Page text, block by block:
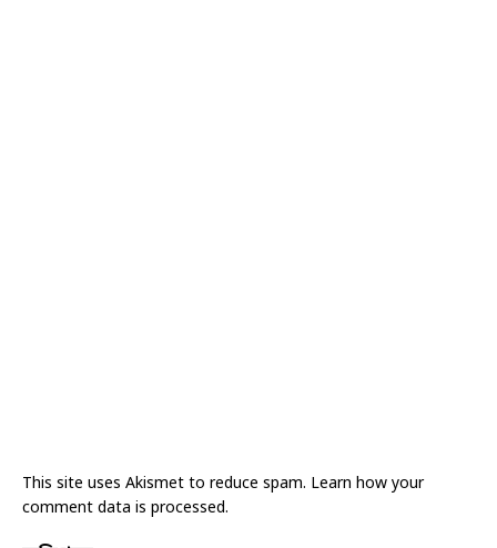
This site uses Akismet to reduce spam. Learn how your
comment data is processed.